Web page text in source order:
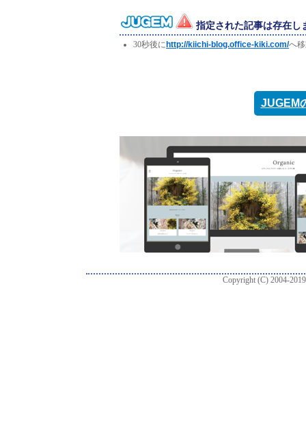
指定された記事は存在し
30秒後に http://kiichi-blog.office-kiki.com/へ
JUGEM
Copyright (C) 2004-